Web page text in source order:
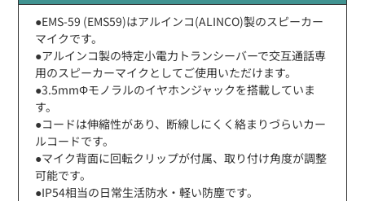
●EMS-59 (EMS59)はアルインコ(ALINCO)製のスピーカー
マイクです。
●アルインコ製の特定小電力トランシーバーで交互通話専
用のスピーカーマイクとしてご使用いただけます。
●3.5mmΦモノラルのイヤホンジャックを搭載していま
す。
●コードは伸縮性があり、断線しにくく絡まりづらいカー
ルコードです。
●マイク背面に回転クリップが付属、取り付け角度が調整
可能です。
●IP54相当の日常生活防水・軽い防塵です。